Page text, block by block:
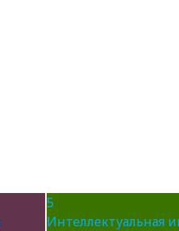
5
Интеллектуальная